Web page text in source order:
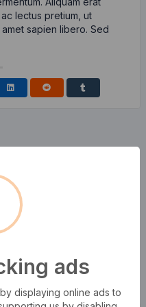
lectus pretium, ut
sapien libero. Sed
ads
displaying online ads to